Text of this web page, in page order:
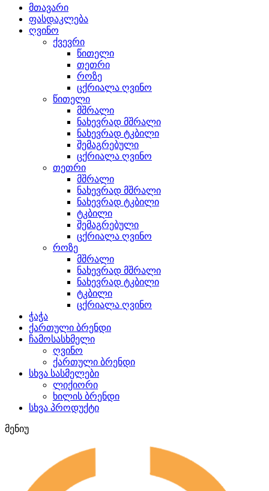
მთავარი
ფასდაკლება
ღვინო
ქვევრი
წითელი
თეთრი
როზე
ცქრიალა ღვინო
წითელი
მშრალი
ნახევრად მშრალი
ნახევრად ტკბილი
შემაგრებული
ცქრიალა ღვინო
თეთრი
მშრალი
ნახევრად მშრალი
ნახევრად ტკბილი
ტკბილი
შემაგრებული
ცქრიალა ღვინო
როზე
მშრალი
ნახევრად მშრალი
ნახევრად ტკბილი
ტკბილი
ცქრიალა ღვინო
ჭაჭა
ქართული ბრენდი
ჩამოსასხმელი
ღვინო
ქართული ბრენდი
სხვა სასმელები
ლიქიორი
ხილის ბრენდი
სხვა პროდუქტი
მენიუ